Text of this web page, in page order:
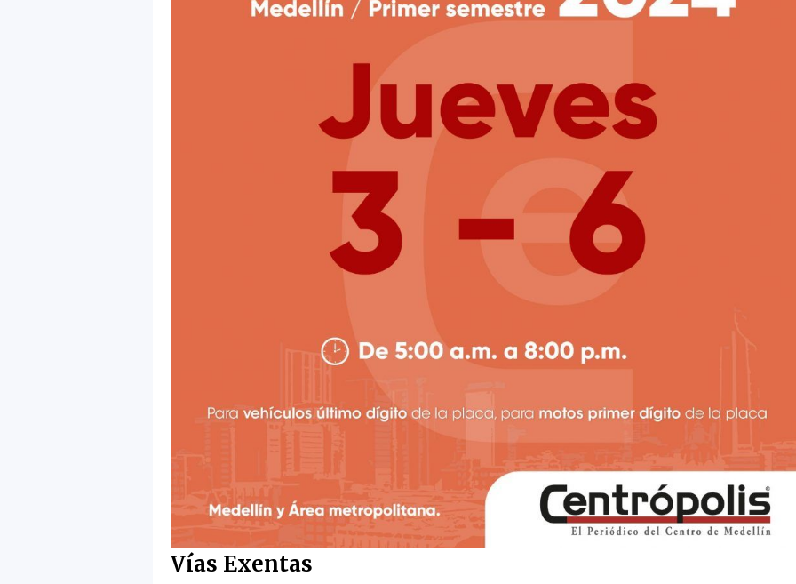
Vías Exentas